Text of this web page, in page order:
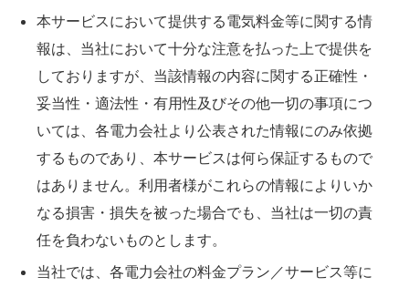
本サービスにおいて提供する電気料金等に関する情
報は、当社において十分な注意を払った上で提供を
しておりますが、当該情報の内容に関する正確性・
妥当性・適法性・有用性及びその他一切の事項につ
いては、各電力会社より公表された情報にのみ依拠
するものであり、本サービスは何ら保証するもので
はありません。利用者様がこれらの情報によりいか
なる損害・損失を被った場合でも、当社は一切の責
任を負わないものとします。
当社では、各電力会社の料金プラン／サービス等に